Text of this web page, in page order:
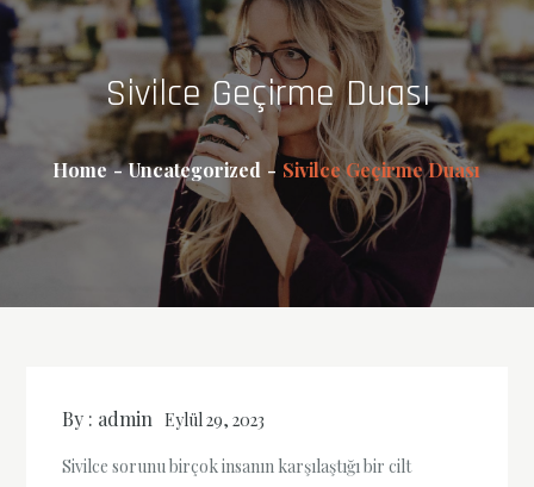
Sivilce Geçirme Duası
Home Uncategorized Sivilce Geçirme Duası
By : admin Eylül 29, 2023
Sivilce sorunu birçok insanın karşılaştığı bir cilt